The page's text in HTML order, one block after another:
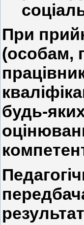
При
(особам,
будь-